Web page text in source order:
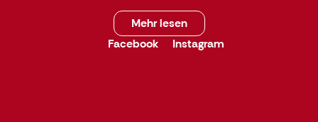
Mehr lesen
Facebook
Instagram